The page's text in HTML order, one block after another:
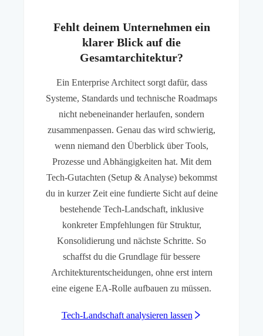
Fehlt deinem Unternehmen ein
klarer Blick auf die
Gesamtarchitektur?
Ein Enterprise Architect sorgt dafür, dass
Systeme, Standards und technische Roadmaps
nicht nebeneinander herlaufen, sondern
zusammenpassen. Genau das wird schwierig,
wenn niemand den Überblick über Tools,
Prozesse und Abhängigkeiten hat. Mit dem
Tech-Gutachten (Setup & Analyse) bekommst
du in kurzer Zeit eine fundierte Sicht auf deine
bestehende Tech-Landschaft, inklusive
konkreter Empfehlungen für Struktur,
Konsolidierung und nächste Schritte. So
schaffst du die Grundlage für bessere
Architekturentscheidungen, ohne erst intern
eine eigene EA-Rolle aufbauen zu müssen.
Tech-Landschaft analysieren lassen